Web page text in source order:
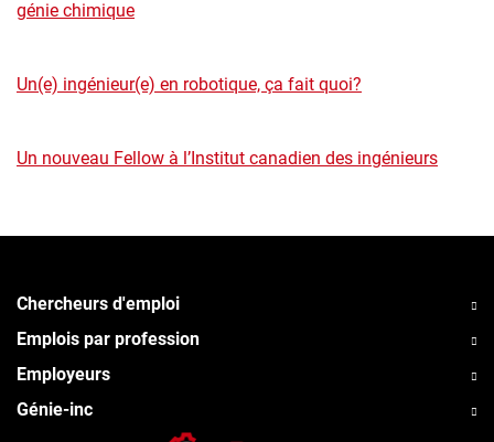
génie chimique
Un(e) ingénieur(e) en robotique, ça fait quoi?
Un nouveau Fellow à l’Institut canadien des ingénieurs
Chercheurs d'emploi
Emplois par profession
Employeurs
Génie-inc